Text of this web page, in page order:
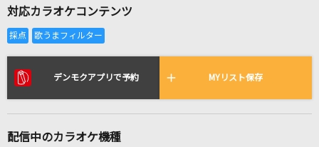
リアルタイムで歌われている曲の一覧
DARMA GRAND PRIX
ドライフラワー
対応カラオケコンテンツ
デンモクアプリで予約 MYリスト保存
配信中のカラオケ機種